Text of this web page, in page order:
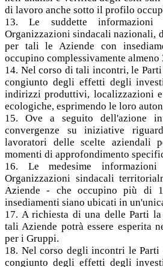
di lavoro anche sotto il profilo
13. Le suddette informazioni
Organizzazioni sindacali nazionali,
per tali le Aziende con
occupino complessivamente
14. Nel corso di tali incontri, le Parti
congiunto degli effetti degli
indirizzi produttivi, localizzazioni
ecologiche, esprimendo le loro
15. Ove a seguito dell'azione
convergenze su iniziative
lavoratori delle scelte aziendali
momenti di approfondimento
16. Le medesime
Organizzazioni sindacali
Aziende - che occupino più di
insediamenti siano ubicati in
17. A richiesta di una delle Parti la
tali Aziende potrà essere esperita
per i Gruppi.
18. Nel corso degli incontri le Parti
congiunto degli effetti degli